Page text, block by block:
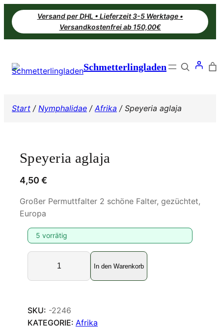
Zum
Inhalt
springen
Versand per DHL • Lieferzeit 3-5 Werktage •
Versandkostenfrei ab 150,00€
Schmetterlingladen Search
Start / Nymphalidae /Afrika / Speyeria aglaja
Speyeria aglaja
4,50 €
Großer Permuttfalter 2 schöne Falter, gezüchtet,
Europa
5 vorrätig
S
e
e
r
In den Warenkorb
SKU: -2246
KATEGORIE: Afrika